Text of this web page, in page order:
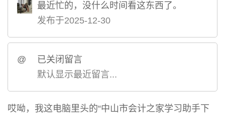
最近忙的，没什么时间看这东西了。
发布于2025-12-30
@
已关闭留言
默认显示最近留言...
哎呦，我这电脑里头的“中山市会计之家学习助手下